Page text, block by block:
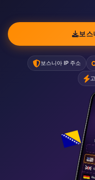
보스
보스니아 IP 주소